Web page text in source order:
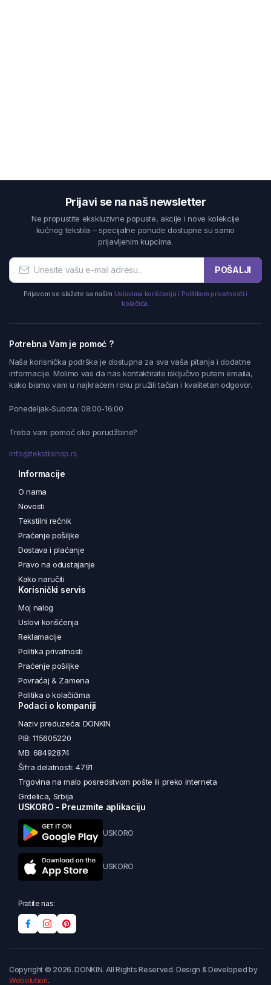
Prijavi se na naš newsletter
Ne propustite ekskluzivne popuste, akcije i nove kolekcije
kućnog tekstila – specijalne ponude dostupne su samo
prijavljenim kupcima.
POŠALJI
Prijavom se slažete sa našim Uslovima korišćenja i Politikom privatnosti i
kolačića.
Potrebna Vam je pomoć ?
Naša korisnička podrška je dostupna za sva vaša pitanja i dodatne
informacije. Molimo vas da nas kontaktirate isključivo putem emaila,
kako bismo vam u najkraćem roku pružili tačan i kvalitetan odgovor.
Ponedeljak-Subota: 08:00-16:00
Treba vam pomoć oko porudžbine?
info@tekstilshop.rs
Informacije
O nama
Novosti
Tekstilni rečnik
Praćenje pošiljke
Dostava i plaćanje
Pravo na odustajanje
Kako naručiti
Korisnički servis
Moj nalog
Uslovi korišćenja
Reklamacije
Politika privatnosti
Praćenje pošiljke
Povraćaj & Zamena
Politika o kolačićima
Podaci o kompaniji
Naziv preduzeća: DONKIN
PIB: 115605220
MB: 68492874
Šifra delatnosti: 4791
Trgovina na malo posredstvom pošte ili preko interneta
Grdelica, Srbija
USKORO - Preuzmite aplikaciju
USKORO
USKORO
Pratite nas:
Copyright © 2026. DONKIN. All Rights Reserved. Design & Developed by
Webolution.